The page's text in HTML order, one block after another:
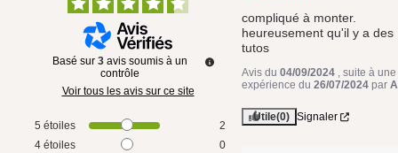
Basé sur 3 avis soumis à un
contrôle
Voir tous les avis sur ce site
5 étoiles
2
4 étoiles
0
compliqué à monter.
heureusement qu'il y a des
tutos
Avis du04/09/2024 , suite à une
expérience du26/07/2024 par
Utile(0) Signaler